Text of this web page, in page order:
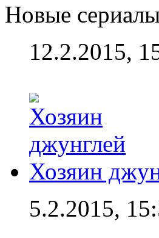
Новые
12.2.2015,
Хозяин
5.2.2015,